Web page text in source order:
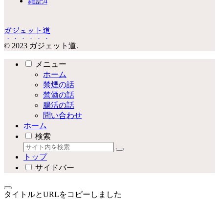
ガジェット道
© 2023 ガジェット道.
メニュー
ホーム
禁煙の話
禁酒の話
腸活の話
問い合わせ
ホーム
検索
トップ
サイドバー
タイトルとURLをコピーしました